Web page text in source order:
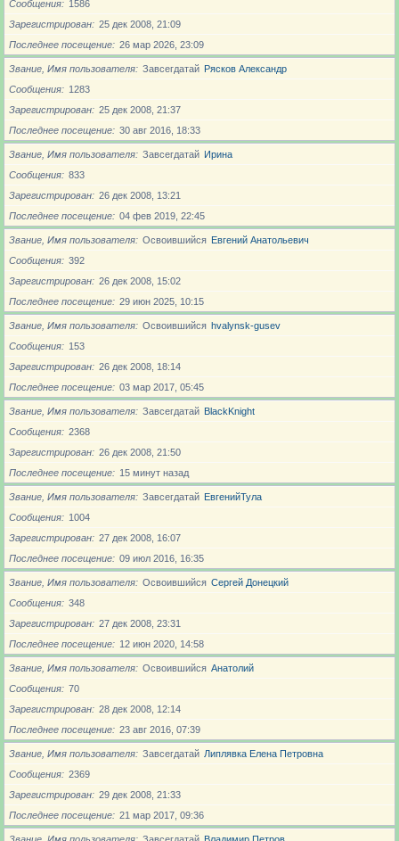
Сообщения
1586
Зарегистрирован
25 дек 2008, 21:09
Последнее посещение
26 мар 2026, 23:09
Звание, Имя пользователя Завсегдатай Рясков Александр
Сообщения
1283
Зарегистрирован
25 дек 2008, 21:37
Последнее посещение
30 авг 2016, 18:33
Звание, Имя пользователя Завсегдатай Ирина
Сообщения
833
Зарегистрирован
26 дек 2008, 13:21
Последнее посещение
04 фев 2019, 22:45
Звание, Имя пользователя Освоившийся Евгений Анатольевич
Сообщения
392
Зарегистрирован
26 дек 2008, 15:02
Последнее посещение
29 июн 2025, 10:15
Звание, Имя пользователя Освоившийся hvalynsk-gusev
Сообщения
153
Зарегистрирован
26 дек 2008, 18:14
Последнее посещение
03 мар 2017, 05:45
Звание, Имя пользователя Завсегдатай BlackKnight
Сообщения
2368
Зарегистрирован
26 дек 2008, 21:50
Последнее посещение
15 минут назад
Звание, Имя пользователя Завсегдатай ЕвгенийТула
Сообщения
1004
Зарегистрирован
27 дек 2008, 16:07
Последнее посещение
09 июл 2016, 16:35
Звание, Имя пользователя Освоившийся Сергей Донецкий
Сообщения
348
Зарегистрирован
27 дек 2008, 23:31
Последнее посещение
12 июн 2020, 14:58
Звание, Имя пользователя Освоившийся Анатолий
Сообщения
70
Зарегистрирован
28 дек 2008, 12:14
Последнее посещение
23 авг 2016, 07:39
Звание, Имя пользователя Завсегдатай Липлявка Елена Петровна
Сообщения
2369
Зарегистрирован
29 дек 2008, 21:33
Последнее посещение
21 мар 2017, 09:36